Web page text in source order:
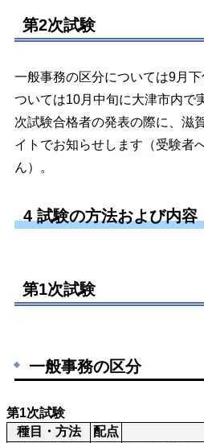
第2次試験
一般事務の区分については9月
ついては10月中旬に大津市内
次試験合格者の発表の際に、滋
イトでお知らせします（受験者
ん）。
4 試験の方法および内容
第1次試験
一般事務の区分
第1次試験
種目・方法
配点